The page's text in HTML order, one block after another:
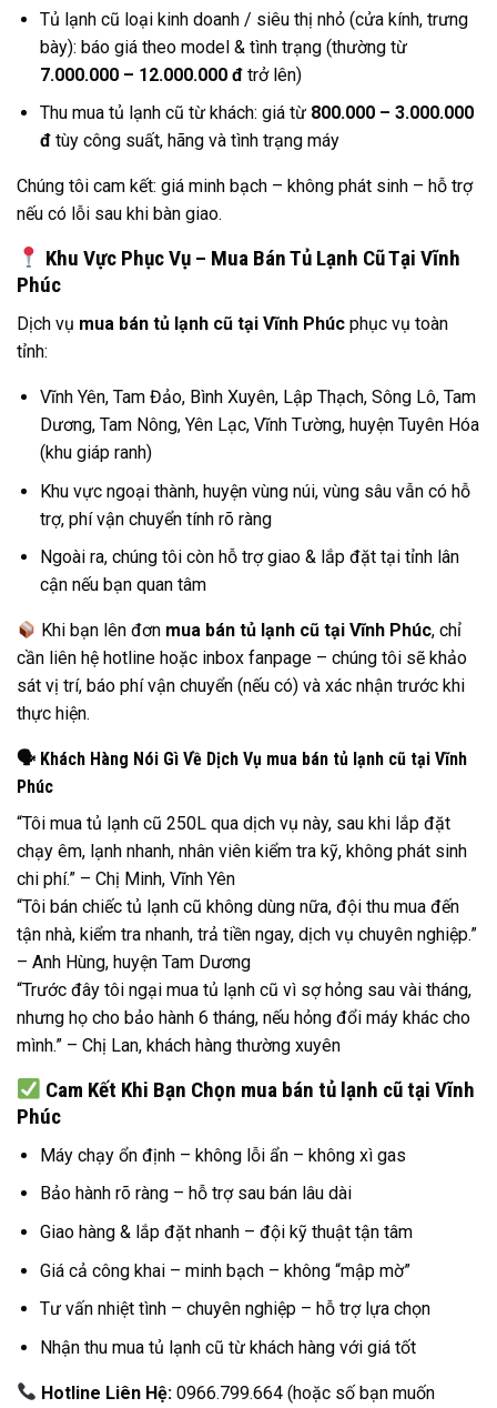
Tủ lạnh cũ loại kinh doanh / siêu thị nhỏ (cửa kính, trưng
bày): báo giá theo model & tình trạng (thường từ
7.000.000 – 12.000.000 đtrở lên)
Thu mua tủ lạnh cũ từ khách: giá từ 800.000 – 3.000.000
đtùy công suất, hãng và tình trạng máy
Chúng tôi cam kết: giá minh bạch – không phát sinh – hỗ trợ
nếu có lỗi sau khi bàn giao.
Khu Vực Phục Vụ – Mua Bán Tủ Lạnh Cũ Tại Vĩnh
Phúc
Dịch vụ mua bán tủ lạnh cũ tại Vĩnh Phúc phục vụ toàn
tỉnh:
Vĩnh Yên, Tam Đảo, Bình Xuyên, Lập Thạch, Sông Lô, Tam
Dương, Tam Nông, Yên Lạc, Vĩnh Tường, huyện Tuyên Hóa
(khu giáp ranh)
Khu vực ngoại thành, huyện vùng núi, vùng sâu vẫn có hỗ
trợ, phí vận chuyển tính rõ ràng
Ngoài ra, chúng tôi còn hỗ trợ giao & lắp đặt tại tỉnh lân
cận nếu bạn quan tâm
Khi bạn lên đơn mua bán tủ lạnh cũ tại Vĩnh Phúc, chỉ
cần liên hệ hotline hoặc inbox fanpage – chúng tôi sẽ khảo
sát vị trí, báo phí vận chuyển (nếu có) và xác nhận trước khi
thực hiện.
🗣 ️ Khách Hàng Nói Gì Về Dịch Vụ mua bán tủ lạnh cũ tại Vĩnh
Phúc
“Tôi mua tủ lạnh cũ 250L qua dịch vụ này, sau khi lắp đặt
chạy êm, lạnh nhanh, nhân viên kiểm tra kỹ, không phát sinh
chi phí.” – Chị Minh, Vĩnh Yên
“Tôi bán chiếc tủ lạnh cũ không dùng nữa, đội thu mua đến
tận nhà, kiểm tra nhanh, trả tiền ngay, dịch vụ chuyên nghiệp.”
– Anh Hùng, huyện Tam Dương
“Trước đây tôi ngại mua tủ lạnh cũ vì sợ hỏng sau vài tháng,
nhưng họ cho bảo hành 6 tháng, nếu hỏng đổi máy khác cho
mình.” – Chị Lan, khách hàng thường xuyên
Cam Kết Khi Bạn Chọn mua bán tủ lạnh cũ tại Vĩnh
Phúc
Máy chạy ổn định – không lỗi ẩn – không xì gas
Bảo hành rõ ràng – hỗ trợ sau bán lâu dài
Giao hàng & lắp đặt nhanh – đội kỹ thuật tận tâm
Giá cả công khai – minh bạch – không “mập mờ”
Tư vấn nhiệt tình – chuyên nghiệp – hỗ trợ lựa chọn
Nhận thu mua tủ lạnh cũ từ khách hàng với giá tốt
Hotline Liên Hệ: 0966.799.664 (hoặc số bạn muốn